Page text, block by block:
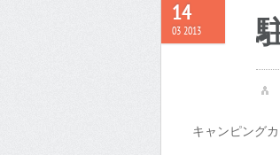
14
03 2013
キャンピング